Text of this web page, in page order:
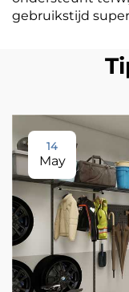
gebruikstijd
14
May